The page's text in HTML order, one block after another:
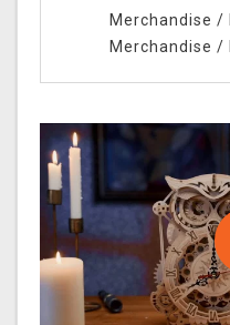
Merchandise /
Merchandise /